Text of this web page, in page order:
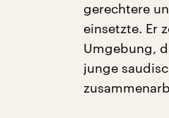
gerechtere
einsetzte. Er
Umgebung,
junge